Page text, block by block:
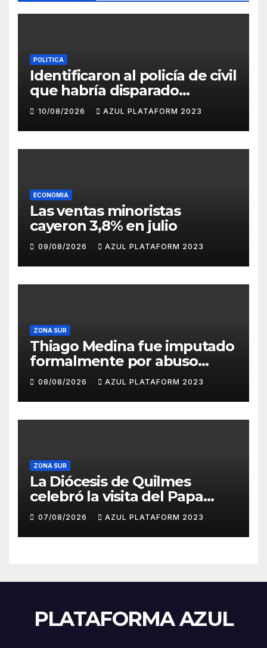
POLITICA
Identificaron al policía de civil
que habría disparado
durante los incidentes frente
al Congreso
10/08/2026 AZUL PLATAFORM 2023
ECONOMIA
Las ventas minoristas
cayeron 3,8% en julio
09/08/2026 AZUL PLATAFORM 2023
ZONA SUR
Thiago Medina fue imputado
formalmente por abuso
sexual
08/08/2026 AZUL PLATAFORM 2023
ZONA SUR
La Diócesis de Quilmes
celebró la visita del Papa
León XIV a la Argentina
07/08/2026 AZUL PLATAFORM 2023
PLATAFORMA AZUL